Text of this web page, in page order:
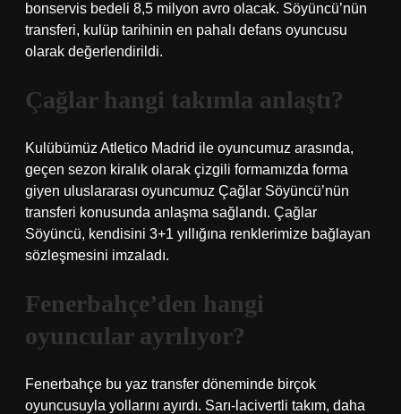
bonservis bedeli 8,5 milyon avro olacak. Söyüncü’nün
transferi, kulüp tarihinin en pahalı defans oyuncusu
olarak değerlendirildi.
Çağlar hangi takımla anlaştı?
Kulübümüz Atletico Madrid ile oyuncumuz arasında,
geçen sezon kiralık olarak çizgili formamızda forma
giyen uluslararası oyuncumuz Çağlar Söyüncü’nün
transferi konusunda anlaşma sağlandı. Çağlar
Söyüncü, kendisini 3+1 yıllığına renklerimize bağlayan
sözleşmesini imzaladı.
Fenerbahçe’den hangi
oyuncular ayrılıyor?
Fenerbahçe bu yaz transfer döneminde birçok
oyuncusuyla yollarını ayırdı. Sarı-lacivertli takım, daha